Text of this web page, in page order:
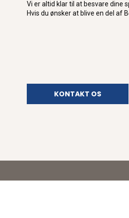
Vi er altid klar til at besvare dine
Hvis du ønsker at blive en del af
KONTAKT OS